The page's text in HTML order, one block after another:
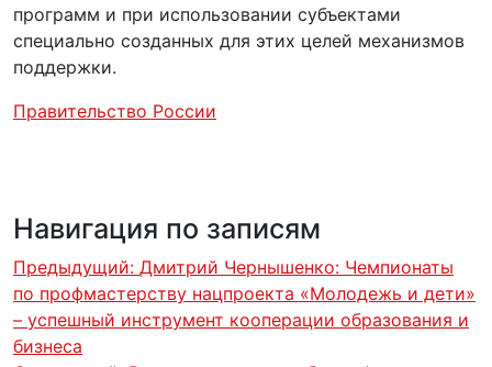
программ и при использовании субъектами
специально созданных для этих целей механизмов
поддержки.
Правительство России
Навигация по записям
Предыдущий: Дмитрий Чернышенко: Чемпионаты
по профмастерству нацпроекта «Молодежь и дети»
– успешный инструмент кооперации образования и
бизнеса